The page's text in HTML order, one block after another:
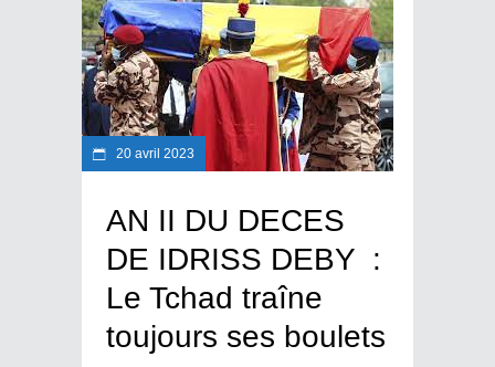
20 avril 2023
AN II DU DECES
DE IDRISS DEBY :
Le Tchad traîne
toujours ses boulets